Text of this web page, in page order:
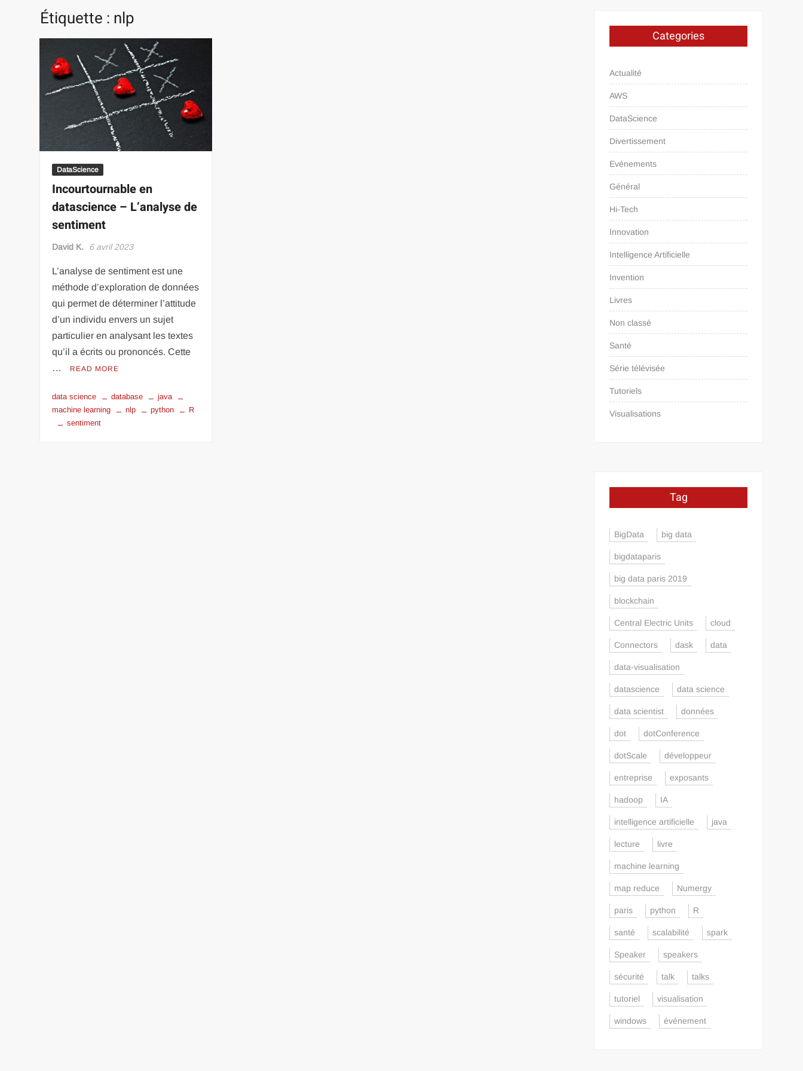
Étiquette : nlp
DataScience
Incourtournable en
datascience – L’analyse de
sentiment
David K. 6 avril 2023
L’analyse de sentiment est une
méthode d’exploration de données
qui permet de déterminer l’attitude
d’un individu envers un sujet
particulier en analysant les textes
qu’il a écrits ou prononcés. Cette
…
READ MORE
data science database
java
machine learning
nlp python
R
sentiment
Categories
Actualité
AWS
DataScience
Divertissement
Evénements
Général
Hi-Tech
Innovation
Intelligence Artificielle
Invention
Livres
Non classé
Santé
Série télévisée
Tutoriels
Visualisations
Tag
BigData big data
bigdataparis
big data paris 2019
blockchain
Central Electric Units cloud
Connectors dask data
data-visualisation
datascience data science
data scientist données
dot dotConference
dotScale développeur
entreprise exposants
hadoop IA
intelligence artificielle java
lecture livre
machine learning
map reduce Numergy
paris python R
santé scalabilité spark
Speaker speakers
sécurité talk talks
tutoriel visualisation
windows événement